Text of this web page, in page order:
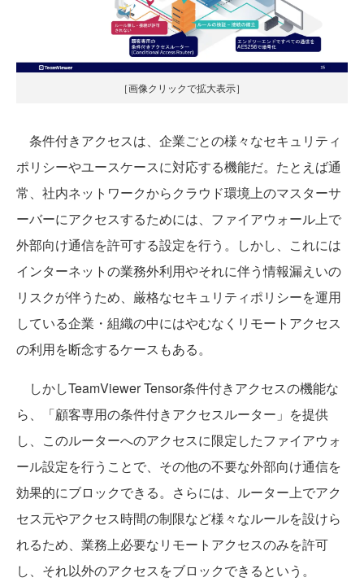
［画像クリックで拡大表示］
条件付きアクセスは、企業ごとの様々なセキュリティ
ポリシーやユースケースに対応する機能だ。たとえば通
常、社内ネットワークからクラウド環境上のマスターサ
ーバーにアクセスするためには、ファイアウォール上で
外部向け通信を許可する設定を行う。しかし、これには
インターネットの業務外利用やそれに伴う情報漏えいの
リスクが伴うため、厳格なセキュリティポリシーを運用
している企業・組織の中にはやむなくリモートアクセス
の利用を断念するケースもある。
しかしTeamViewer Tensor条件付きアクセスの機能な
ら、「顧客専用の条件付きアクセスルーター」を提供
し、このルーターへのアクセスに限定したファイアウォ
ール設定を行うことで、その他の不要な外部向け通信を
効果的にブロックできる。さらには、ルーター上でアク
セス元やアクセス時間の制限など様々なルールを設けら
れるため、業務上必要なリモートアクセスのみを許可
し、それ以外のアクセスをブロックできるという。